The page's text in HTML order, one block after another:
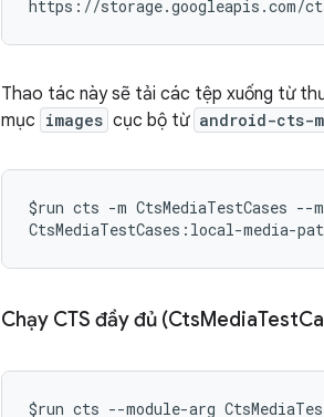
https://storage.googleapis.com/
Thao tác này sẽ tải các tệp xuống từ
mục images cục bộ từ android-cts-
$run cts -m CtsMediaTestCases
CtsMediaTestCases:local-media-
Chạy CTS đầy đủ (CtsMediaTest
$run cts --module-arg